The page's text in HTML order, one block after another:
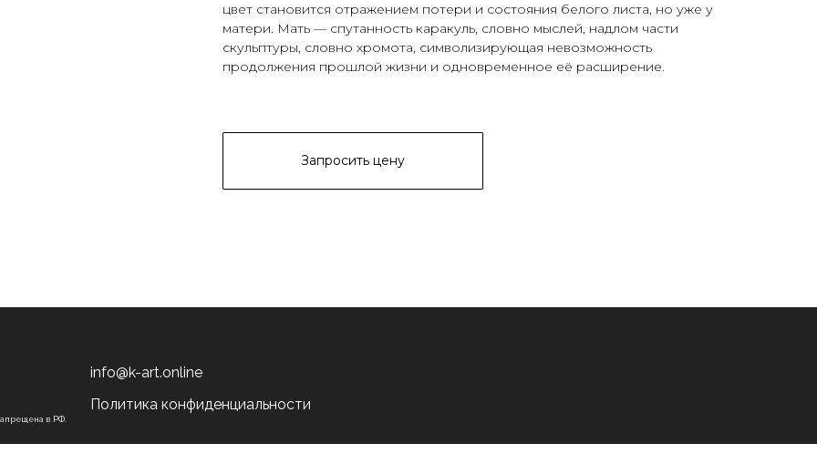
цвет становится отражением потери и состояния белого листа, но уже у
матери. Мать — спутанность каракуль, словно мыслей, надлом части
скульптуры, словно хромота, символизирующая невозможность
продолжения прошлой жизни и одновременное её расширение.
Запросить цену
в РФ.
info@k-art.online
Политика конфиденциальности